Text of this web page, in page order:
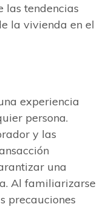
las tendencias
la vivienda en el
experiencia
persona.
y las
una
Al familiarizarse
precauciones